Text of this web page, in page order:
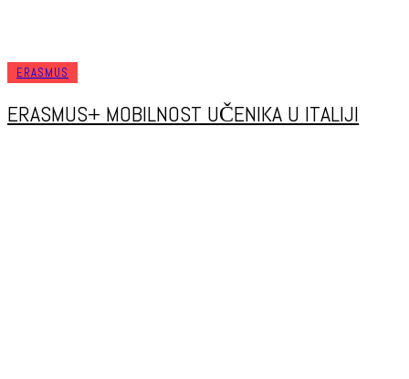
ERASMUS
ERASMUS+ MOBILNOST UČENIKA U ITALIJI